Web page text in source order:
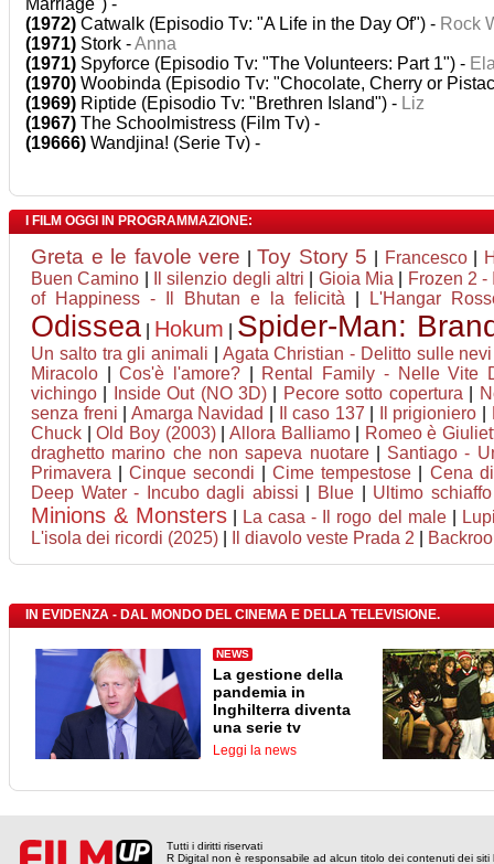
Marriage") -
(1972) Catwalk (Episodio Tv: "A Life in the Day Of") - Rock
(1971) Stork -Anna
(1971) Spyforce (Episodio Tv: "The Volunteers: Part 1") -
(1970) Woobinda (Episodio Tv: "Chocolate, Cherry or
(1969) Riptide (Episodio Tv: "Brethren Island") - Liz
(1967) The Schoolmistress (Film Tv) -
(19666) Wandjina! (Serie Tv) -
I FILM OGGI IN PROGRAMMAZIONE:
Greta e le favole vere |Toy Story 5 Francesco|
Buen Camino
Il silenzio degli altri Gioia Mia
Frozen 2
of Happiness - Il Bhutan e la felicità
L'Hangar
Odissea Hokum Spider-Man:
Un salto tra gli animali Agata Christian - Delitto sulle nevi
Miracolo |Cos'è l'amore?
Rental Family - Nelle Vite
vichingo
Inside Out (NO 3D) Pecore sotto copertura
senza freni
Amarga Navidad Il caso 137 Il prigioniero
Chuck |Old Boy (2003)| Allora Balliamo|
Romeo è
draghetto marino che non sapeva nuotare| Santiago -
Primavera |Cinque secondi |Cime tempestose
Cena
Deep Water - Incubo dagli abissi
Blue| Ultimo schiaffo
Minions & Monsters La casa - Il rogo del male|
L'isola dei ricordi (2025)
Il diavolo veste Prada 2
IN EVIDENZA - DAL MONDO DEL CINEMA E DELLA TELEVISIONE.
NEWS
La gestione della
pandemia in
Inghilterra diventa
una serie tv
Leggi la news
Tutti i diritti riservati
R Digital non è responsabile ad alcun titolo dei contenuti dei siti